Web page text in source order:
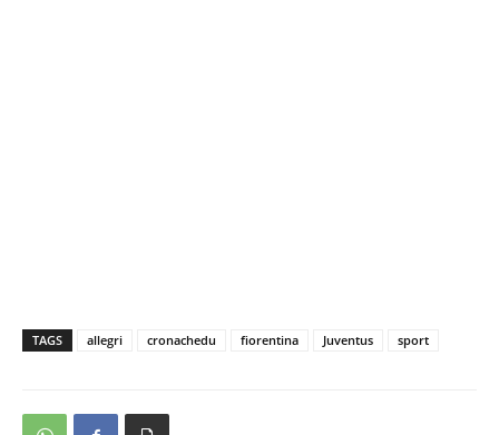
TAGS allegri cronachedu fiorentina Juventus sport